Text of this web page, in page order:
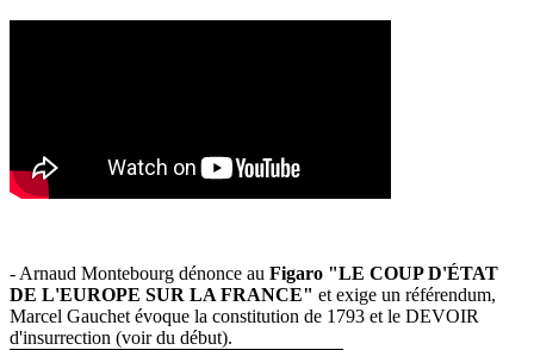
- Arnaud Montebourg dénonce au Figaro "LE COUP D'ÉTAT
DE L'EUROPE SUR LA FRANCE" et exige un référendum,
Marcel Gauchet évoque la constitution de 1793 et le DEVOIR
d'insurrection (voir du début).